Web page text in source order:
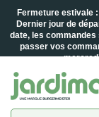
Fermeture estivale
Dernier jour de
date, les
passer vos
Accueil Guidages
laquée pour portail